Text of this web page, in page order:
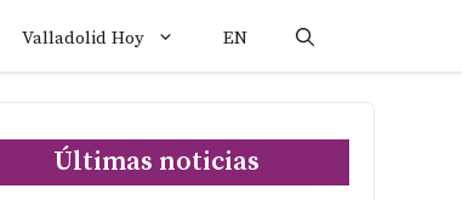
Valladolid Hoy EN
Últimas noticias